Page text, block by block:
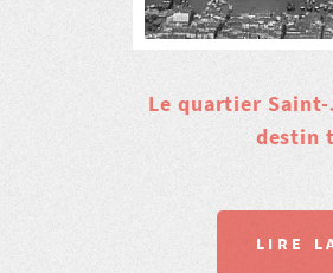
Le quartier
destin
LIRE